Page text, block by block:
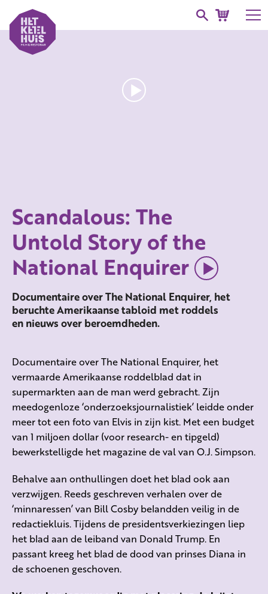
Scandalous: The
Untold Story of the
National Enquirer
Documentaire over The National Enquirer, het
beruchte Amerikaanse tabloid met roddels
en nieuws over beroemdheden.
Documentaire over The National Enquirer, het
vermaarde Amerikaanse roddelblad dat in
supermarkten aan de man werd gebracht. Zijn
meedogenloze ‘onderzoeksjournalistiek’ leidde onder
meer tot een foto van Elvis in zijn kist. Met een budget
van 1 miljoen dollar (voor research- en tipgeld)
bewerkstelligde het magazine de val van O.J. Simpson.
Behalve aan onthullingen doet het blad ook aan
verzwijgen. Reeds geschreven verhalen over de
‘minnaressen’ van Bill Cosby belandden veilig in de
redactiekluis. Tijdens de presidentsverkiezingen liep
het blad aan de leiband van Donald Trump. En
passant kreeg het blad de dood van prinses Diana in
de schoenen geschoven.